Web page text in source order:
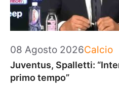
08 Agosto 2026Calcio
Juventus, Spalletti:
primo tempo”